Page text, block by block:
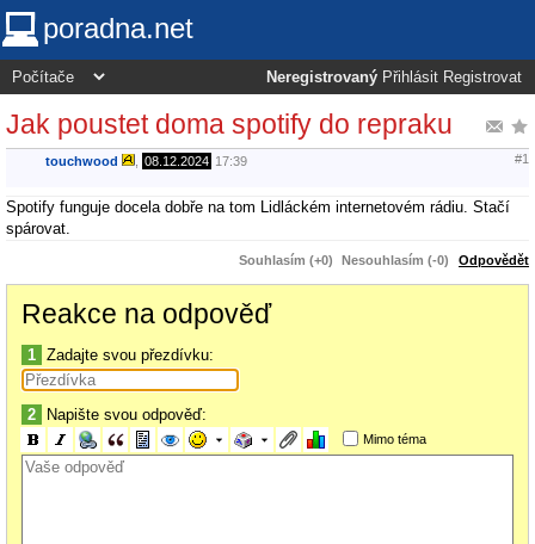
poradna.net
Neregistrovaný Přihlásit Registrovat
Jak poustet doma spotify do repraku
touchwood 08.12.2024 17:39 #1
Spotify funguje docela dobře na tom Lidláckém internetovém rádiu. Stačí
spárovat.
Souhlasím (+0) Nesouhlasím (-0) Odpovědět
Reakce na odpověď
1 Zadajte svou přezdívku:
2 Napište svou odpověď:
Mimo téma